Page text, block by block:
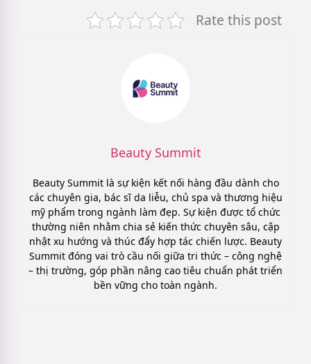
Rate this post
Beauty Summit
Beauty Summit là sự kiện kết nối hàng đầu dành cho
các chuyên gia, bác sĩ da liễu, chủ spa và thương hiệu
mỹ phẩm trong ngành làm đẹp. Sự kiện được tổ chức
thường niên nhằm chia sẻ kiến thức chuyên sâu, cập
nhật xu hướng và thúc đẩy hợp tác chiến lược. Beauty
Summit đóng vai trò cầu nối giữa tri thức – công nghệ
– thị trường, góp phần nâng cao tiêu chuẩn phát triển
bền vững cho toàn ngành.